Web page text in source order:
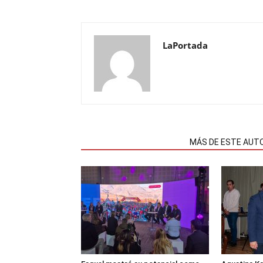
LaPortada
MÁS DE ESTE